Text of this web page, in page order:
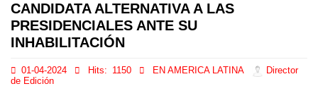
CANDIDATA ALTERNATIVA A LAS
PRESIDENCIALES ANTE SU
INHABILITACIÓN
01-04-2024 Hits: 1150 EN AMERICA LATINA
Director
de Edición